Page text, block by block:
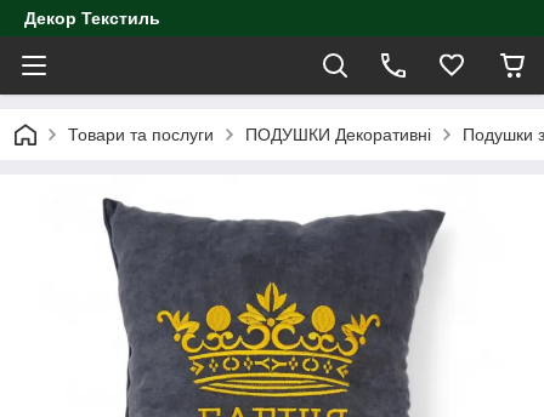
Декор Текстиль
Товари та послуги ПОДУШКИ Декоративні Подушки